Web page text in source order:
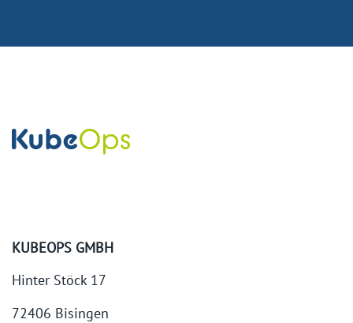
KUBEOPS GMBH
Hinter Stöck 17
72406 Bisingen